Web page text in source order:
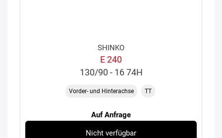
SHINKO
E 240
130/90 - 16 74H
Vorder- und Hinterachse TT
Auf Anfrage
Nicht verfügbar